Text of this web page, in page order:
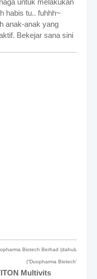
untuk melakukan
habis tu.. fuhhh~
anak-anak yang
Bekejar sana sini
Biotech Berhad (dahulunya
(“Duopharma Biotech”)
Multivits